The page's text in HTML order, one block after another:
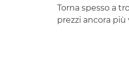
Torna spesso a
prezzi ancora più